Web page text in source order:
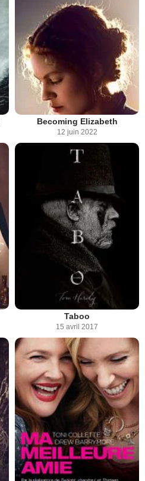
Becoming Elizabeth
12 juin 2022
Taboo
15 avril 2017